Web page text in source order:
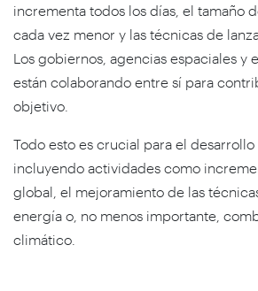
incrementa todos los días, el tamaño
cada vez menor y las técnicas de
Los gobiernos, agencias espaciales y
están colaborando entre sí para
objetivo.
Todo esto es crucial para el desarrollo
incluyendo actividades como
global, el mejoramiento de las
energía o, no menos importante,
climático.